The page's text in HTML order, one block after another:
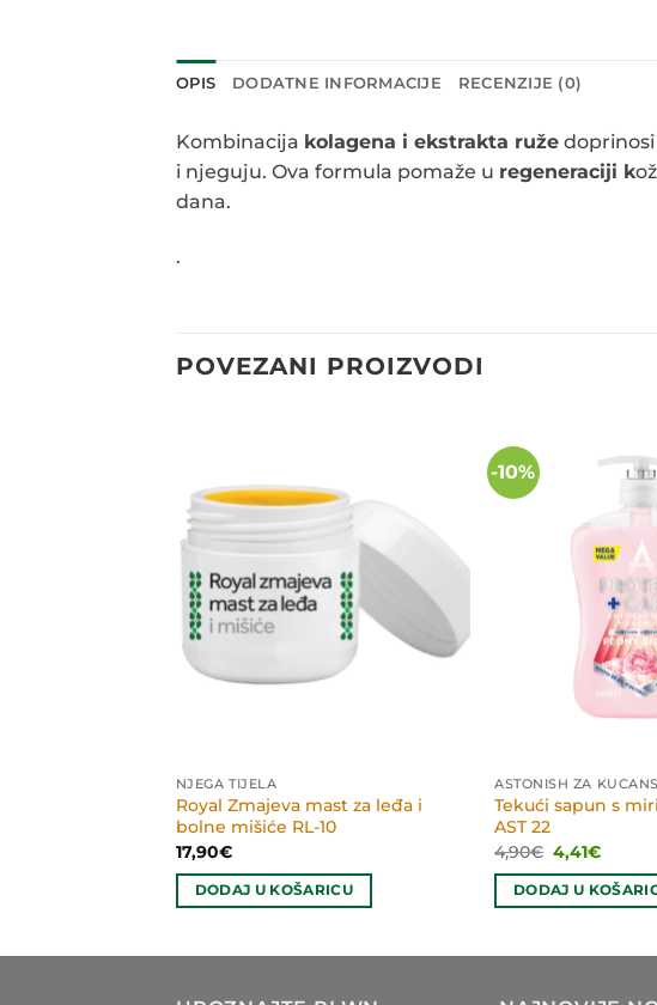
OPIS DODATNE INFORMACIJE RECENZIJE (0)
Kombinacija kolagena i ekstrakta ruže
i njeguju. Ova formula pomaže u regeneraciji k
dana.
.
POVEZANI PROIZVODI
NJEGA TIJELA
Royal Zmajeva mast za leđa i
bolne mišiće RL-10
17,90€
DODAJ U KOŠARICU
-10%
ASTONISH ZA
Tekući sapun s
AST 22
4,90€ Izvorna
cijena
bila
je:
4,41€
je:
4,41€.
DODAJ U